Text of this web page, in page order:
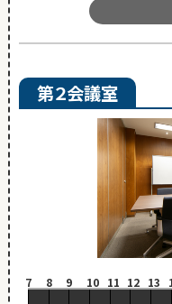
第２会議室
7 8 9 10 11 12 13